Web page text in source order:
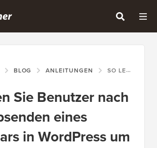
BLOG ANLEITUNGEN SO LEITEN SIE BENUTZER NACH DEM ABSENDEN EINES FORMULARS IN WORDPRESS UM
Sie Benutzer nach
eines
in WordPress um